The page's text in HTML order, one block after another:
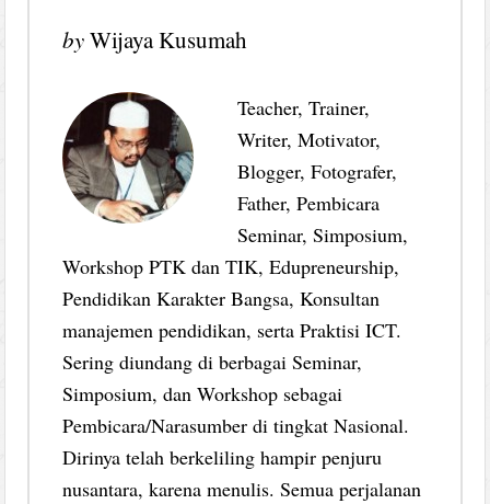
byWijaya Kusumah
Teacher, Trainer,
Writer, Motivator,
Blogger, Fotografer,
Father, Pembicara
Seminar, Simposium,
Workshop PTK dan TIK, Edupreneurship,
Pendidikan Karakter Bangsa, Konsultan
manajemen pendidikan, serta Praktisi ICT.
Sering diundang di berbagai Seminar,
Simposium, dan Workshop sebagai
Pembicara/Narasumber di tingkat Nasional.
Dirinya telah berkeliling hampir penjuru
nusantara, karena menulis. Semua perjalanan